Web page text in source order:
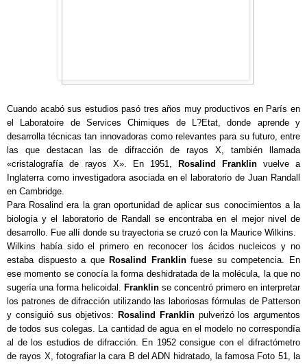
Cuando acabó sus estudios pasó tres años muy productivos en París en
el Laboratoire de Services Chimiques de L?Etat, donde aprende y
desarrolla técnicas tan innovadoras como relevantes para su futuro, entre
las que destacan las de difracción de rayos X, también llamada
«cristalografía de rayos X». En 1951,
Rosalind Franklin vuelve a
Inglaterra como investigadora asociada en el laboratorio de Juan Randall
en Cambridge.
Para Rosalind era la gran oportunidad de aplicar sus conocimientos a la
biología y el laboratorio de Randall se encontraba en el mejor nivel de
desarrollo. Fue allí donde su trayectoria se cruzó con la Maurice Wilkins.
Wilkins había sido el primero en reconocer los ácidos nucleicos y no
estaba dispuesto a que Rosalind Franklinfuese su competencia. En
ese momento se conocía la forma deshidratada de la molécula, la que no
sugería una forma helicoidal. Franklin se concentró primero en interpretar
los patrones de difracción utilizando las laboriosas fórmulas de Patterson
y consiguió sus objetivos: Rosalind Franklinpulverizó los argumentos
de todos sus colegas. La cantidad de agua en el modelo no correspondía
al de los estudios de difracción. En 1952 consigue con el difractómetro
de rayos X, fotografiar la cara B del ADN hidratado, la famosa Foto 51, la